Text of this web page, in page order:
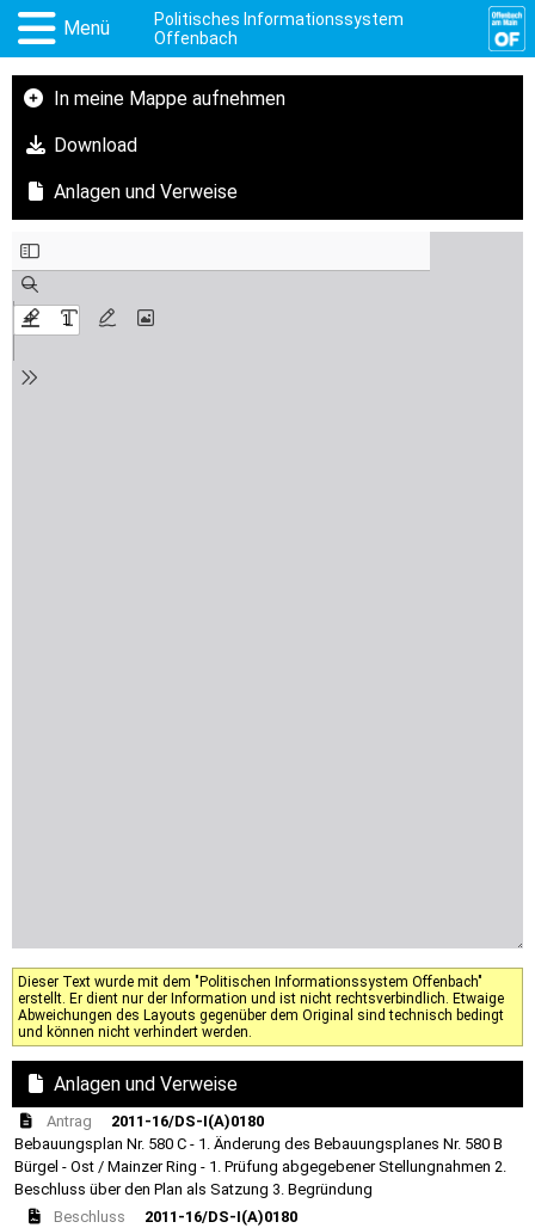
Menü
Politisches Informationssystem
Offenbach
In meine Mappe aufnehmen
Download
Anlagen und Verweise
Dieser Text wurde mit dem "Politischen Informationssystem Offenbach"
erstellt. Er dient nur der Information und ist nicht rechtsverbindlich. Etwaige
Abweichungen des Layouts gegenüber dem Original sind technisch bedingt
und können nicht verhindert werden.
Anlagen und Verweise
Antrag
2011-16/DS-I(A)0180
Bebauungsplan Nr. 580 C - 1. Änderung des Bebauungsplanes Nr. 580 B
Bürgel - Ost / Mainzer Ring - 1. Prüfung abgegebener Stellungnahmen 2.
Beschluss über den Plan als Satzung 3. Begründung
Beschluss
2011-16/DS-I(A)0180